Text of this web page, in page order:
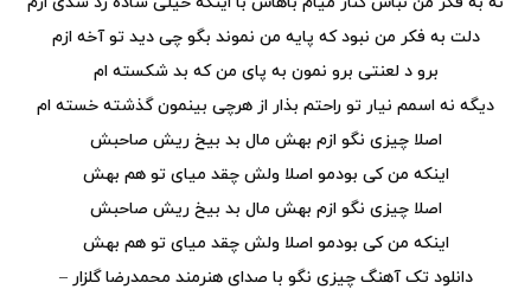
دلت به فکر من نبود که پایه من نموند بگو چی دید تو آخه ازم
برو د لعنتی برو نمون به پای من که بد شکسته ام
دیگه نه اسمم نیار تو راحتم بذار از هرچی بینمون گذشته خسته ام
اصلا چیزی نگو ازم بهش مال بد بیخ ریش صاحبش
اینکه من کی بودمو اصلا ولش چقد میای تو هم بهش
اصلا چیزی نگو ازم بهش مال بد بیخ ریش صاحبش
اینکه من کی بودمو اصلا ولش چقد میای تو هم بهش
دانلود تک آهنگ چیزی نگو با صدای هنرمند محمدرضا گلزار –